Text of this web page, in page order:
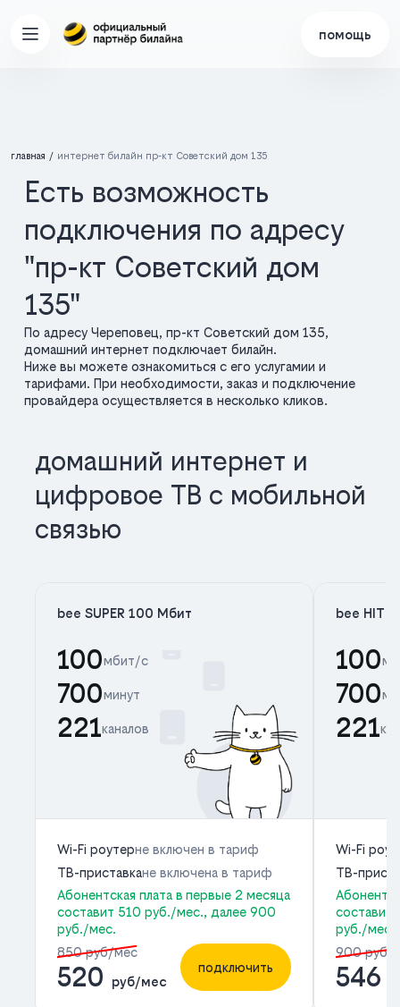
помощь
главная интернет билайн пр-кт Советский дом 135
Есть возможность
подключения по адресу
"пр-кт Советский дом
135"
По адресу Череповец, пр-кт Советский дом 135,
домашний интернет подключает билайн.
Ниже вы можете ознакомиться с его услугамии и
тарифами. При необходимости, заказ и подключение
провайдера осуществляется в несколько кликов.
домашний интернет и
цифровое ТВ с мобильной
связью
bee SUPER 100 Мбит
100мбит/с
700минут
221каналов
Wi-Fi роутерне включен в тариф
ТВ-приставкане включена в тариф
Абонентская плата в первые 2 месяца
составит 510 руб./мес., далее 900
руб./мес.
850 руб/мес
520 руб/мес
подключить
bee HIT
100
700
221
Wi-Fi
ТВ-
составит
руб./мес.
900 руб/
546